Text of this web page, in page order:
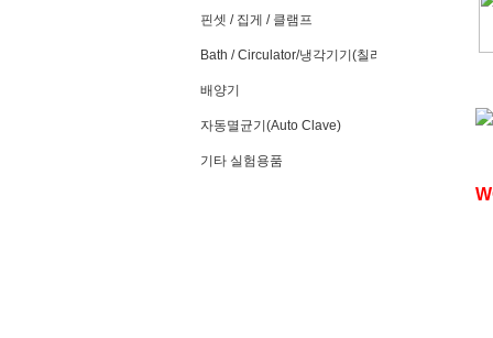
핀셋 / 집게 / 클램프
Bath / Circulator/냉각기기(칠러)
배양기
자동멸균기(Auto Clave)
기타 실험용품